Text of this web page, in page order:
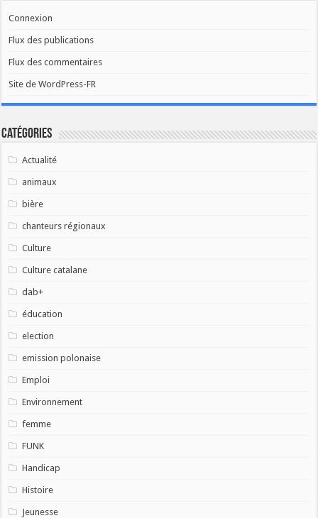
Connexion
Flux des publications
Flux des commentaires
Site de WordPress-FR
Catégories
Actualité
animaux
bière
chanteurs régionaux
Culture
Culture catalane
dab+
éducation
election
emission polonaise
Emploi
Environnement
femme
FUNK
Handicap
Histoire
Jeunesse